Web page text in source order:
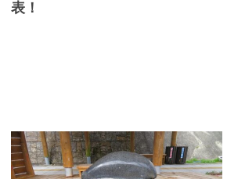
表！